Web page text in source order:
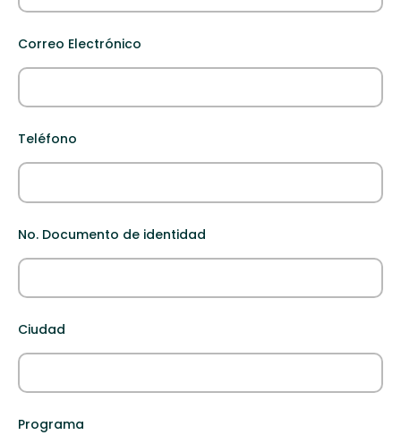
Correo Electrónico
Teléfono
No. Documento de identidad
Ciudad
Programa